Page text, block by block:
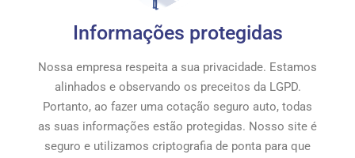
Informações protegidas
Nossa empresa respeita a sua privacidade. Estamos
alinhados e observando os preceitos da LGPD.
Portanto, ao fazer uma cotação seguro auto, todas
as suas informações estão protegidas. Nosso site é
seguro e utilizamos criptografia de ponta para que